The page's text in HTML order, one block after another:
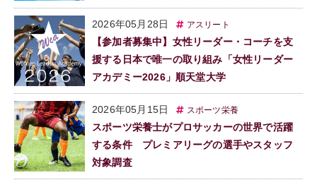
2026年05月28日 アスリート
【参加者募集中】女性リーダー・コーチを支
援する日本で唯一の取り組み「女性リーダー
アカデミー2026」順天堂大学
2026年05月15日 スポーツ栄養
スポーツ栄養士がプロサッカーの世界で活躍
する条件 プレミアリーグの選手やスタッフ
対象調査